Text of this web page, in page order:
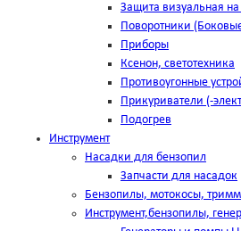
Защита визуальная
Поворотники
Приборы
Ксенон, светотехника
Противоугонные
Прикуриватели (-
Подогрев
Инструмент
Насадки для бензопил
Запчасти для насадок
Бензопилы, мотокосы,
Инструмент,бензопилы,